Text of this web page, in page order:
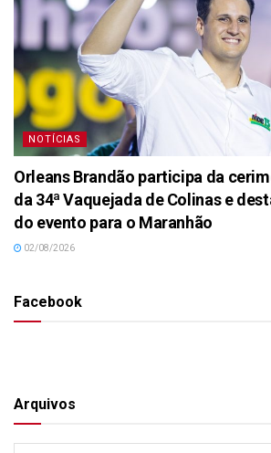
NOTÍCIAS
Orleans Brandão participa da
da 34ª Vaquejada de Colinas e
do evento para o Maranhão
02/08/2026
Facebook
Arquivos